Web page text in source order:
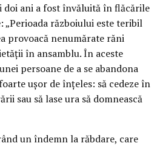
ani a fost învăluită în flăcările
„Perioada războiului este teribil
provoacă nenumărate răni
în ansamblu. În aceste
persoane de a se abandona
ușor de înțeles: să cedeze în
sau să lase ura să domnească
un îndemn la răbdare, care